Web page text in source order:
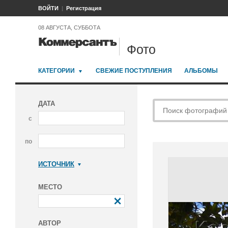
ВОЙТИ Регистрация
08 АВГУСТА, СУББОТА
Фото
КАТЕГОРИИ СВЕЖИЕ ПОСТУПЛЕНИЯ АЛЬБОМЫ
ДАТА
с
по
ИСТОЧНИК
МЕСТО
АВТОР